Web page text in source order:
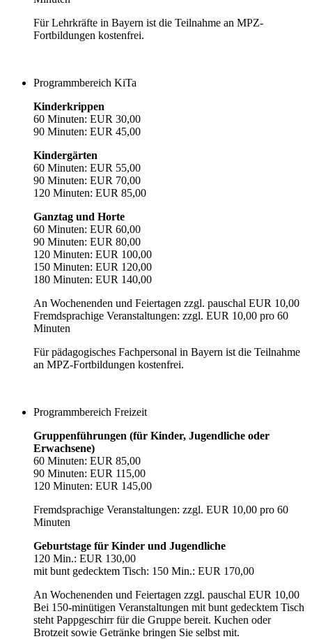
Für Lehrkräfte in Bayern ist die Teilnahme an MPZ-
Fortbildungen kostenfrei.
Programmbereich KiTa
Kinderkrippen
60 Minuten: EUR 30,00
90 Minuten: EUR 45,00
Kindergärten
60 Minuten: EUR 55,00
90 Minuten: EUR 70,00
120 Minuten: EUR 85,00
Ganztag und Horte
60 Minuten: EUR 60,00
90 Minuten: EUR 80,00
120 Minuten: EUR 100,00
150 Minuten: EUR 120,00
180 Minuten: EUR 140,00
An Wochenenden und Feiertagen zzgl. pauschal EUR 10,00
Fremdsprachige Veranstaltungen: zzgl. EUR 10,00 pro 60
Minuten
Für pädagogisches Fachpersonal in Bayern ist die Teilnahme
an MPZ-Fortbildungen kostenfrei.
Programmbereich Freizeit
Gruppenführungen (für Kinder, Jugendliche oder
Erwachsene)
60 Minuten: EUR 85,00
90 Minuten: EUR 115,00
120 Minuten: EUR 145,00
Fremdsprachige Veranstaltungen: zzgl. EUR 10,00 pro 60
Minuten
Geburtstage für Kinder und Jugendliche
120 Min.: EUR 130,00
mit bunt gedecktem Tisch: 150 Min.: EUR 170,00
An Wochenenden und Feiertagen zzgl. pauschal EUR 10,00
Bei 150-minütigen Veranstaltungen mit bunt gedecktem Tisch
steht Pappgeschirr für die Gruppe bereit. Kuchen oder
Brotzeit sowie Getränke bringen Sie selbst mit.